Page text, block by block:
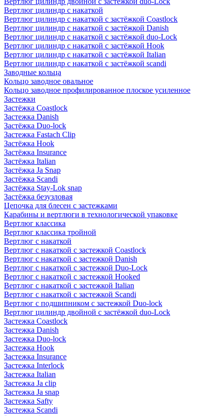
Вертлюг цилиндр с накаткой
Вертлюг цилиндр с накаткой с застёжкой Coastlock
Вертлюг цилиндр с накаткой с застёжкой Danish
Вертлюг цилиндр с накаткой с застёжкой duo-Lock
Вертлюг цилиндр с накаткой с застёжкой Hook
Вертлюг цилиндр с накаткой с застёжкой Italian
Вертлюг цилиндр с накаткой с застёжкой scandi
Заводные кольца
Кольцо заводное овальное
Кольцо заводное профилированное плоское усиленное
Застежки
Застёжка Coastlock
Застежка Danish
Застёжка Duo-lock
Застежка Fastach Clip
Застёжка Hook
Застёжка Insurance
Застёжка Italian
Застёжка Ja Snap
Застёжка Scandi
Застёжка Stay-Lok snap
Застёжка безузловая
Цепочка для блесен с застежками
Карабины и вертлюги в технологической упаковке
Вертлюг классика
Вертлюг классика тройной
Вертлюг с накаткой
Вертлюг с накаткой с застежкой Coastlock
Вертлюг с накаткой с застежкой Danish
Вертлюг с накаткой с застежкой Duo-Lock
Вертлюг с накаткой с застежкой Hooked
Вертлюг с накаткой с застежкой Italian
Вертлюг с накаткой с застежкой Scandi
Вертлюг с подшипником с застежкой Duo-lock
Вертлюг цилиндр двойной с застёжкой duo-Lock
Застежка Coastlock
Застежка Danish
Застежка Duo-lock
Застежка Hook
Застежка Insurance
Застежка Interlock
Застежка Italian
Застежка Ja clip
Застежка Ja snap
Застежка Safty
Застежка Scandi